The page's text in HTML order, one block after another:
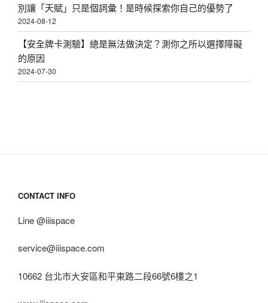
別讓「天賦」只是個詞彙！是時候探索你自己的優勢了
2024-08-12
【安全牌卡測驗】總是無法做決定？測你之所以選擇障礙
的原因
2024-07-30
CONTACT INFO
Line @iiispace
service@iiispace.com
10662 台北市大安區和平東路二段66號6樓之1